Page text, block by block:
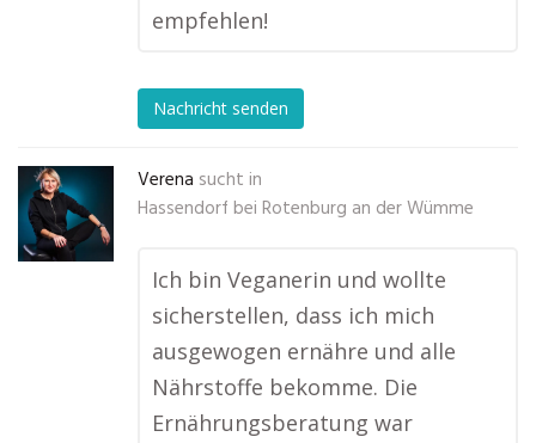
empfehlen!
Nachricht senden
Verena sucht in
Hassendorf bei Rotenburg an der Wümme
Ich bin Veganerin und wollte
sicherstellen, dass ich mich
ausgewogen ernähre und alle
Nährstoffe bekomme. Die
Ernährungsberatung war